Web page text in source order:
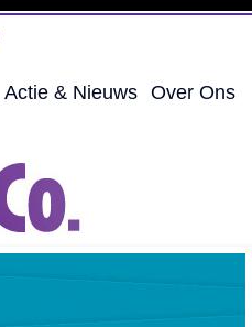
Actie & Nieuws Over Ons